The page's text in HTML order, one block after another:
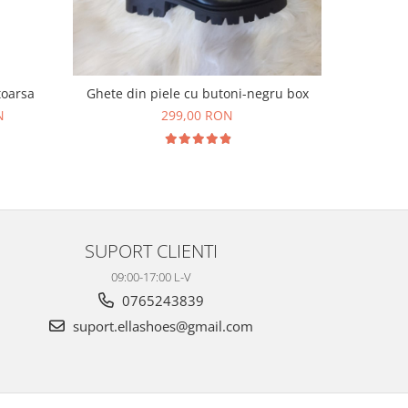
Ghete din piele cu butoni-negru box
299,00 RON
SUPORT CLIENTI
09:00-17:00 L-V
0765243839
suport.ellashoes@gmail.com